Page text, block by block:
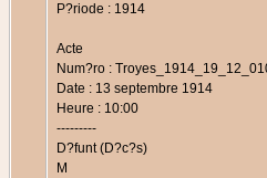
P?riode : 1914
Acte
Num?ro :
Date : 13 septembre 1914
Heure : 10:00
---------
D?funt (D?c?s)
M